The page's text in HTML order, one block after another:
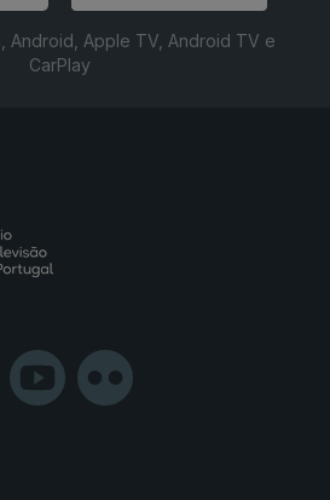
Android, Apple TV, Android TV e
CarPlay